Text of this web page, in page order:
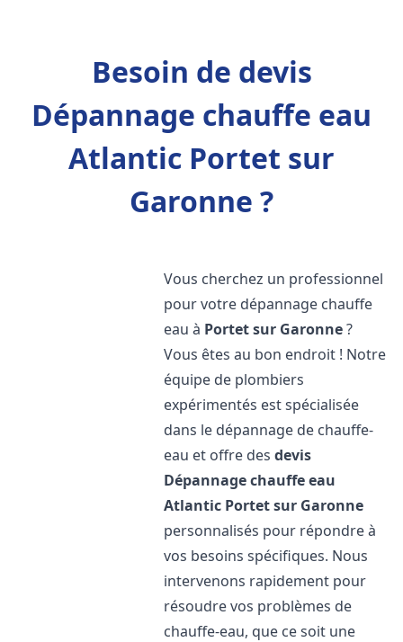
Besoin de devis
Dépannage chauffe eau
Atlantic Portet sur
Garonne ?
Vous cherchez un professionnel
pour votre dépannage chauffe
eau à Portet sur Garonne?
Vous êtes au bon endroit ! Notre
équipe de plombiers
expérimentés est spécialisée
dans le dépannage de chauffe-
eau et offre desdevis
Dépannage chauffe eau
Atlantic Portet sur Garonne
personnalisés pour répondre à
vos besoins spécifiques. Nous
intervenons rapidement pour
résoudre vos problèmes de
chauffe-eau, que ce soit une